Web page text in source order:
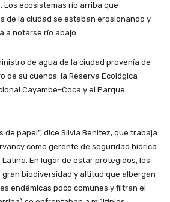
Los ecosistemas río arriba que
de la ciudad se estaban erosionando y
a notarse río abajo.
de agua de la ciudad provenía de
de su cuenca: la Reserva Ecológica
Cayambe–Coca y el Parque
de papel”, dice Silvia Benitez, que trabaja
como gerente de seguridad hídrica
En lugar de estar protegidos, los
biodiversidad y altitud que albergan
endémicas poco comunes y filtran el